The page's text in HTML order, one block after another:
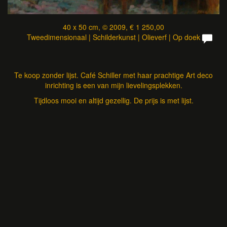
40 x 50 cm, © 2009, € 1 250,00
Tweedimensionaal | Schilderkunst | Olieverf | Op doek
Te koop zonder lijst. Café Schiller met haar prachtige Art deco
inrichting is een van mijn lievelingsplekken.
Tijdloos mooi en altijd gezellig. De prijs is met lijst.